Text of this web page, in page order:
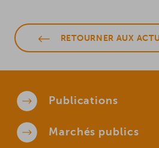
RETOURNER AUX
Publications
Marchés publics